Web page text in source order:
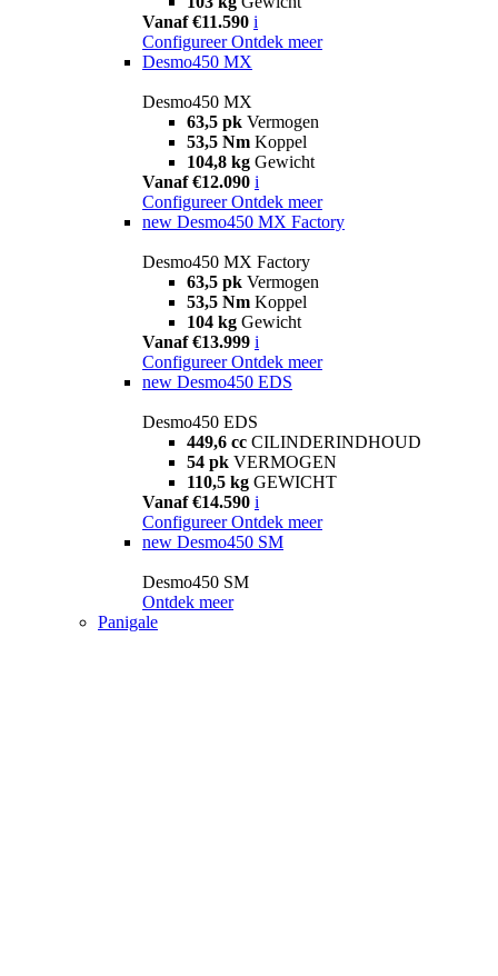
Vanaf €11.590 i
Configureer Ontdek meer
Desmo450 MX
Desmo450 MX
63,5 pk Vermogen
53,5 Nm Koppel
104,8 kg Gewicht
Vanaf €12.090 i
Configureer Ontdek meer
new Desmo450 MX Factory
Desmo450 MX Factory
63,5 pk Vermogen
53,5 Nm Koppel
104 kg Gewicht
Vanaf €13.999 i
Configureer Ontdek meer
new Desmo450 EDS
Desmo450 EDS
449,6 cc CILINDERINDHOUD
54 pk VERMOGEN
110,5 kg GEWICHT
Vanaf €14.590 i
Configureer Ontdek meer
new Desmo450 SM
Desmo450 SM
Ontdek meer
Panigale